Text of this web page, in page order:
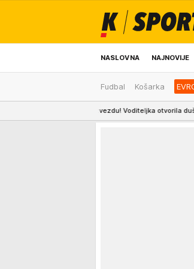
NASLOVNA NAJNOVIJE
ODRŽIVA BUDUĆNOST
Fudbal Košarka
u rijaliti zvezdu! Voditeljka otvorila dušu: Njoj se